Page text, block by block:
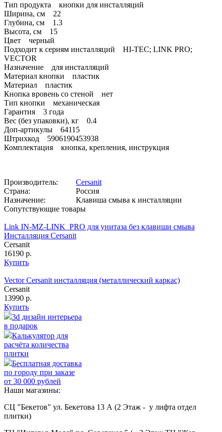
Тип продукта кнопки для инсталляций
Ширина, см 22
Глубина, см 1.3
Высота, см 15
Цвет черный
Подходит к сериям инсталляций HI-TEC; LINK PRO;
VECTOR
Назначение для инсталляций
Материал кнопки пластик
Материал пластик
Кнопка вровень со стеной нет
Тип кнопки механическая
Гарантия 3 года
Вес (без упаковки), кг 0.4
Доп-артикулы 64115
Штрихкод 5906190453938
Комплектация кнопка, крепления, инструкция
Производитель:
Cersanit
Страна:
Россия
Назначение:
Клавиша смыва к инсталляции
Сопутствующие товары
Link IN-MZ-LINK_PRO для унитаза без клавиши смыва
Инсталляция Cersanit
Cersanit
16190 р.
Купить
Vector Cersanit инсталляция (металлический каркас)
Cersanit
13990 р.
Купить
3d дизайн интерьера
в подарок
Калькулятор для
расчёта количества
плитки
Бесплатная доставка
по городу при заказе
от 30 000 рублей
Наши магазины:
СЦ "Бекетов" ул. Бекетова 13 А (2 Этаж - у лифта отдел
плитки)